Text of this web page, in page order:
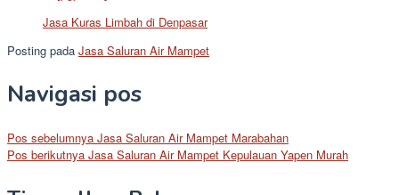
Jasa Kuras Limbah di Denpasar
Posting pada Jasa Saluran Air Mampet
Navigasi pos
Pos sebelumnya Jasa Saluran Air Mampet Marabahan
Pos berikutnya Jasa Saluran Air Mampet Kepulauan Yapen Murah